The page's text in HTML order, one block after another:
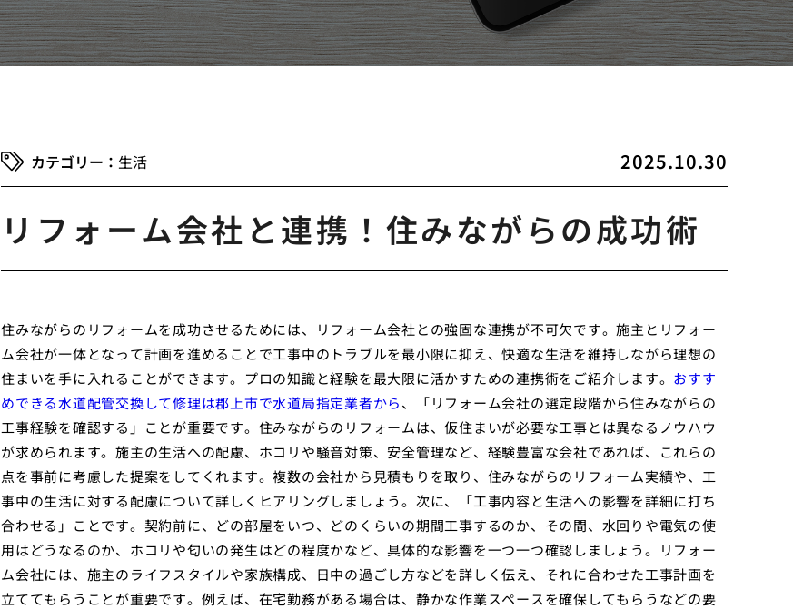
2025.10.30
生活
リフォーム会社と連携！住みながらの成功術
住みながらのリフォームを成功させるためには、リフォーム会社との強固な連携が不可欠です。施主とリフォー
ム会社が一体となって計画を進めることで工事中のトラブルを最小限に抑え、快適な生活を維持しながら理想の
住まいを手に入れることができます。プロの知識と経験を最大限に活かすための連携術をご紹介します。 おすす
めできる水道配管交換して修理は郡上市で水道局指定業者から、「リフォーム会社の選定段階から住みながらの
工事経験を確認する」ことが重要です。住みながらのリフォームは、仮住まいが必要な工事とは異なるノウハウ
が求められます。施主の生活への配慮、ホコリや騒音対策、安全管理など、経験豊富な会社であれば、これらの
点を事前に考慮した提案をしてくれます。複数の会社から見積もりを取り、住みながらのリフォーム実績や、工
事中の生活に対する配慮について詳しくヒアリングしましょう。次に、「工事内容と生活への影響を詳細に打ち
合わせる」ことです。契約前に、どの部屋をいつ、どのくらいの期間工事するのか、その間、水回りや電気の使
用はどうなるのか、ホコリや匂いの発生はどの程度かなど、具体的な影響を一つ一つ確認しましょう。リフォー
ム会社には、施主のライフスタイルや家族構成、日中の過ごし方などを詳しく伝え、それに合わせた工事計画を
立ててもらうことが重要です。例えば、在宅勤務がある場合は、静かな作業スペースを確保してもらうなどの要